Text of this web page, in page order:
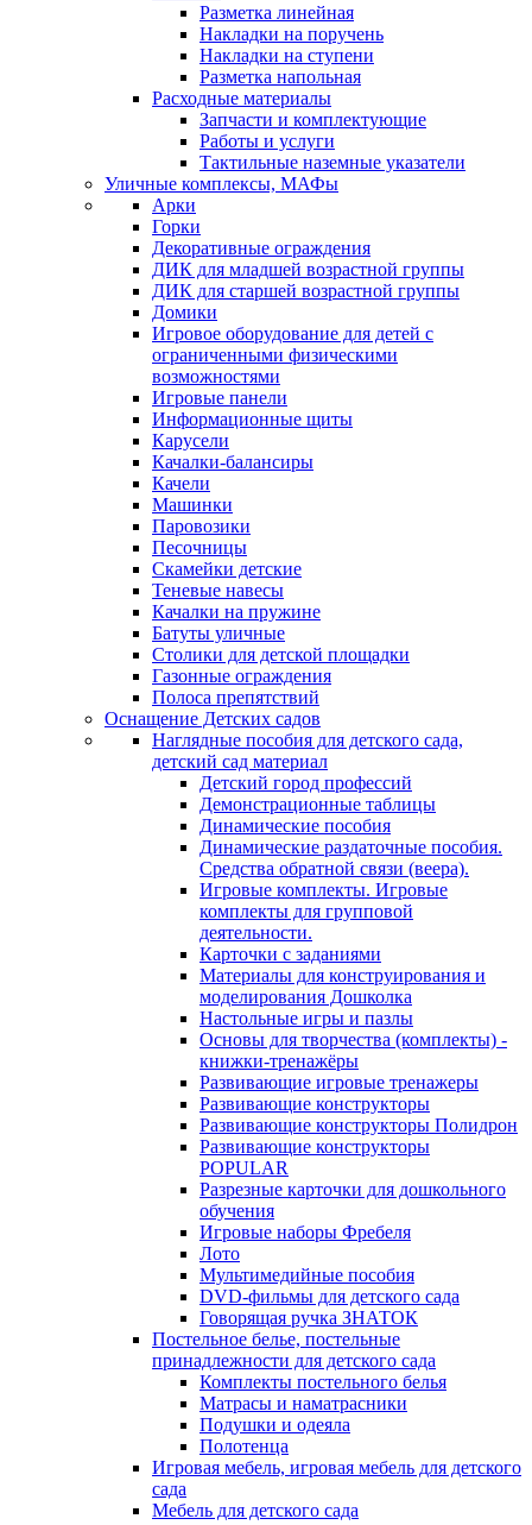
Разметка линейная
Накладки на поручень
Накладки на ступени
Разметка напольная
Расходные материалы
Запчасти и комплектующие
Работы и услуги
Тактильные наземные указатели
Уличные комплексы, МАФы
Арки
Горки
Декоративные ограждения
ДИК для младшей возрастной группы
ДИК для старшей возрастной группы
Домики
Игровое оборудование для детей с
ограниченными физическими
возможностями
Игровые панели
Информационные щиты
Карусели
Качалки-балансиры
Качели
Машинки
Паровозики
Песочницы
Скамейки детские
Теневые навесы
Качалки на пружине
Батуты уличные
Столики для детской площадки
Газонные ограждения
Полоса препятствий
Оснащение Детских садов
Наглядные пособия для детского сада,
детский сад материал
Детский город профессий
Демонстрационные таблицы
Динамические пособия
Динамические раздаточные пособия.
Средства обратной связи (веера).
Игровые комплекты. Игровые
комплекты для групповой
деятельности.
Карточки с заданиями
Материалы для конструирования и
моделирования Дошколка
Настольные игры и пазлы
Основы для творчества (комплекты) -
книжки-тренажёры
Развивающие игровые тренажеры
Развивающие конструкторы
Развивающие конструкторы Полидрон
Развивающие конструкторы
POPULAR
Разрезные карточки для дошкольного
обучения
Игровые наборы Фребеля
Лото
Мультимедийные пособия
DVD-фильмы для детского сада
Говорящая ручка ЗНАТОК
Постельное белье, постельные
принадлежности для детского сада
Комплекты постельного белья
Матрасы и наматрасники
Подушки и одеяла
Полотенца
Игровая мебель, игровая мебель для детского
сада
Мебель для детского сада